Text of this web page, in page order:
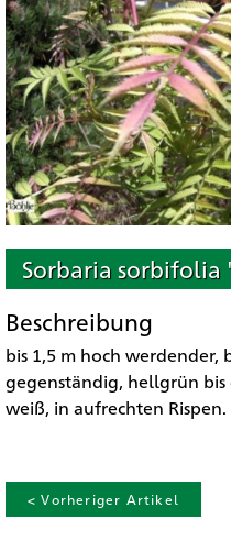
Sorbaria sorbifolia
Beschreibung
bis 1,5 m hoch werdender,
gegenständig, hellgrün
weiß, in aufrechten Rispen.
< Vorheriger Artikel